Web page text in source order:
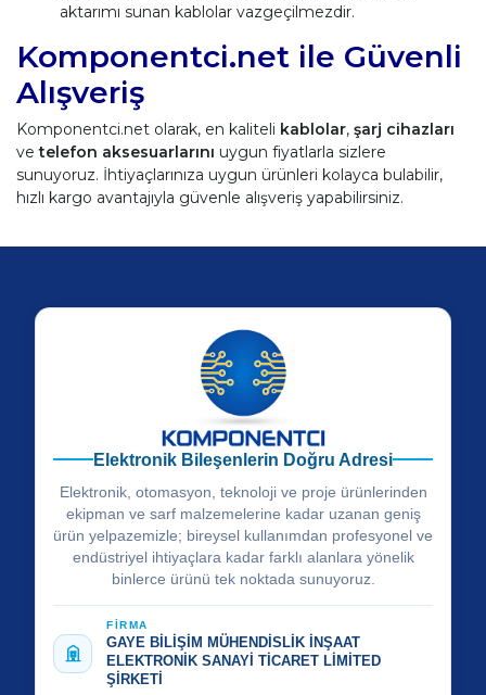
aktarımı sunan kablolar vazgeçilmezdir.
Komponentci.net ile Güvenli
Alışveriş
Komponentci.net olarak, en kaliteli kablolar, şarj cihazları
vetelefon aksesuarlarını uygun fiyatlarla sizlere
sunuyoruz. İhtiyaçlarınıza uygun ürünleri kolayca bulabilir,
hızlı kargo avantajıyla güvenle alışveriş yapabilirsiniz.
Elektronik Bileşenlerin Doğru Adresi
Elektronik, otomasyon, teknoloji ve proje ürünlerinden
ekipman ve sarf malzemelerine kadar uzanan geniş
ürün yelpazemizle; bireysel kullanımdan profesyonel ve
endüstriyel ihtiyaçlara kadar farklı alanlara yönelik
binlerce ürünü tek noktada sunuyoruz.
FİRMA
GAYE BİLİŞİM MÜHENDİSLİK İNŞAAT
ELEKTRONİK SANAYİ TİCARET LİMİTED
ŞİRKETİ